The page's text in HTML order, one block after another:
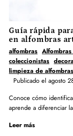
Guía rápida
en alfombras
alfombras
coleccionistas
limpieza de alfombras
Publicado el agosto
Conoce cómo
aprende a diferenciar
Leer más